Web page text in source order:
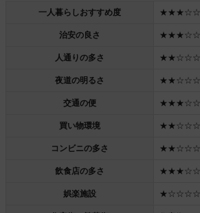
一人暮らしおすすめ度 ★★★☆☆
治安の良さ ★★★☆☆
人通りの多さ ★★☆☆☆
夜道の明るさ ★★☆☆☆
交通の便 ★★★☆☆
買い物環境 ★★☆☆☆
コンビニの多さ ★★☆☆☆
飲食店の多さ ★★★☆☆
娯楽施設 ★☆☆☆☆